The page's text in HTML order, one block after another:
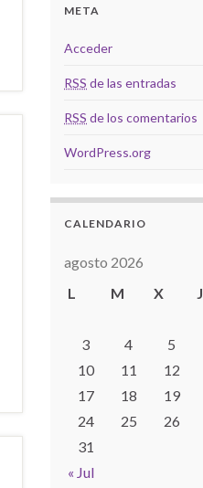
META
Acceder
RSS de las entradas
RSS de los comentarios
WordPress.org
CALENDARIO
agosto 2026
L
M X J
« Jul
3
4 5
10
11 12
17
18 19
24
25 26
31